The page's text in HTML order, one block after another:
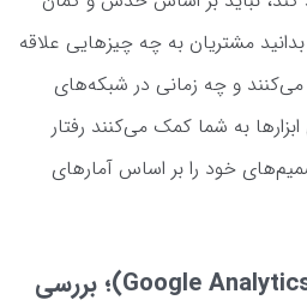
مشتریان به چه چیزهایی علاقه
می‌کنند و چه زمانی در شبکه‌های
به شما کمک می‌کنند رفتار
خود را بر اساس آمارهای
۱۴. گوگل آنالیتیکس (Google Analytics)؛ بررسی